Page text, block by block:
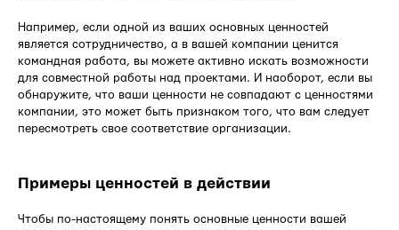
Например, если одной из ваших основных ценностей
является сотрудничество, а в вашей компании ценится
командная работа, вы можете активно искать возможности
для совместной работы над проектами. И наоборот, если вы
обнаружите, что ваши ценности не совпадают с ценностями
компании, это может быть признаком того, что вам следует
пересмотреть свое соответствие организации.
Примеры ценностей в действии
Чтобы по-настоящему понять основные ценности вашей